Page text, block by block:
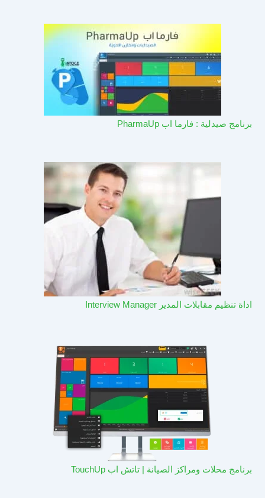
برنامج صيدلية : فارما اب PharmaUp​
اداة تنظيم مقابلات المدير Interview Manager
برنامج محلات ومراكز الصيانة | تاتش اب TouchUp